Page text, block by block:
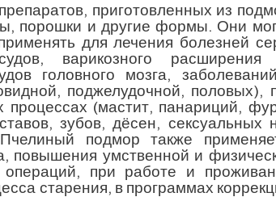
приготовленных из
порошки и другие формы. Они
для лечения болезней
варикозного расширения
головного мозга,
поджелудочной, половых),
процессах (мастит, панариций,
зубов, дёсен, сексуальных
подмор также
повышения умственной и
при работе и
старения, в программах